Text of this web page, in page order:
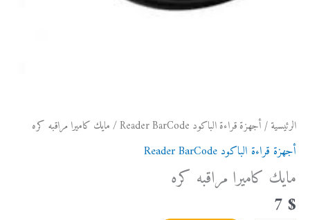
الرئيسية/أجهزة قراءة الباكود Reader BarCode / مايك كاميرا مراقبه كره
أجهزة قراءة الباكود Reader BarCode
مايك كاميرا مراقبه كره
7 $